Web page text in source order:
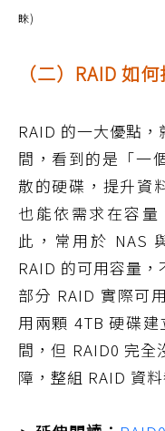
睞)
（二）RAID 如
RAID 的一大優點
間，看到的是「一
散的硬碟，提升資
也能依需求在容
此，常用於 NAS
RAID 的可用容量，
部分 RAID 實際可
用兩顆 4TB 硬碟
間，但 RAID0 完
障，整組 RAID 資